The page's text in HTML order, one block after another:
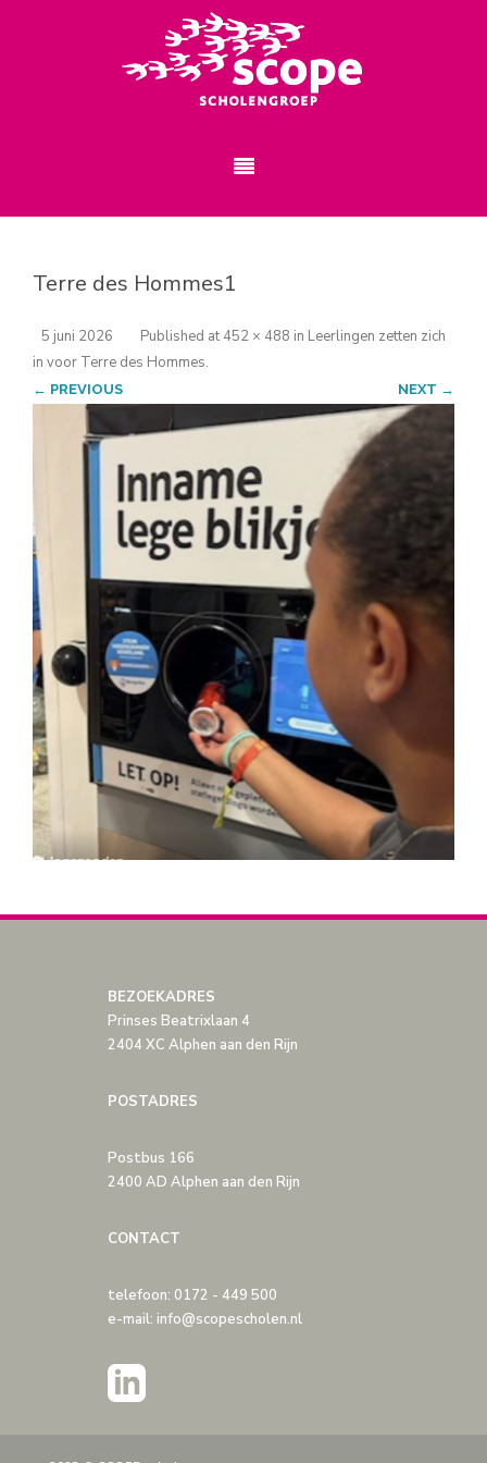
Terre des Hommes1
Published
5 juni 2026 at 452 × 488 in Leerlingen zetten zich
in voor Terre des Hommes.
← PREVIOUS NEXT →
BEZOEKADRES
Prinses Beatrixlaan 4
2404 XC Alphen aan den Rijn
POSTADRES
Postbus 166
2400 AD Alphen aan den Rijn
CONTACT
telefoon: 0172 - 449 500
e-mail: info@scopescholen.nl